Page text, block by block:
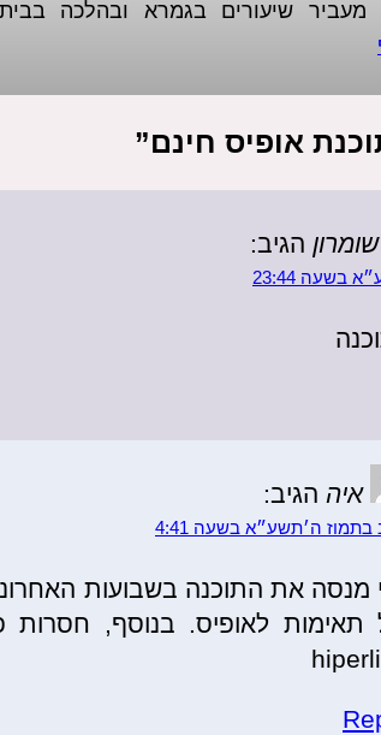
מעביר שיעורים בגמרא ובהלכה
הגיב:
23:44
איה הגיב:
בתמוז ה׳תשע״א בשעה 4:41
מנסה את התוכנה בשבועות